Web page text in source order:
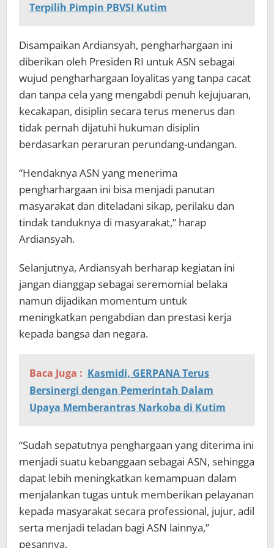
Terpilih Pimpin PBVSI Kutim
Disampaikan Ardiansyah, pengharhargaan ini
diberikan oleh Presiden RI untuk ASN sebagai
wujud pengharhargaan loyalitas yang tanpa cacat
dan tanpa cela yang mengabdi penuh kejujuaran,
kecakapan, disiplin secara terus menerus dan
tidak pernah dijatuhi hukuman disiplin
berdasarkan peraruran perundang-undangan.
“Hendaknya ASN yang menerima
pengharhargaan ini bisa menjadi panutan
masyarakat dan diteladani sikap, perilaku dan
tindak tanduknya di masyarakat,” harap
Ardiansyah.
Selanjutnya, Ardiansyah berharap kegiatan ini
jangan dianggap sebagai seremomial belaka
namun dijadikan momentum untuk
meningkatkan pengabdian dan prestasi kerja
kepada bangsa dan negara.
Baca Juga : Kasmidi, GERPANA Terus
Bersinergi dengan Pemerintah Dalam
Upaya Memberantras Narkoba di Kutim
“Sudah sepatutnya penghargaan yang diterima ini
menjadi suatu kebanggaan sebagai ASN, sehingga
dapat lebih meningkatkan kemampuan dalam
menjalankan tugas untuk memberikan pelayanan
kepada masyarakat secara professional, jujur, adil
serta menjadi teladan bagi ASN lainnya,”
pesannya.